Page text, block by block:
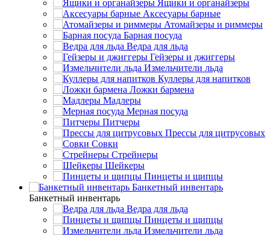
Ящики и органайзеры
Аксесуары барные
Атомайзеры и риммеры
Барная посуда
Ведра для льда
Гейзеры и джиггеры
Измельчители льда
Куллеры для напитков
Ложки бармена
Мадлеры
Мерная посуда
Питчеры
Прессы для цитрусовых
Совки
Стрейнеры
Шейкеры
Пинцеты и щипцы
Банкетный инвентарь
Банкетный инвентарь
Ведра для льда
Пинцеты и щипцы
Измельчители льда